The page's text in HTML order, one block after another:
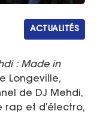
ACTUALITÉS
: Made in
Longeville,
de DJ Mehdi,
et d’électro,